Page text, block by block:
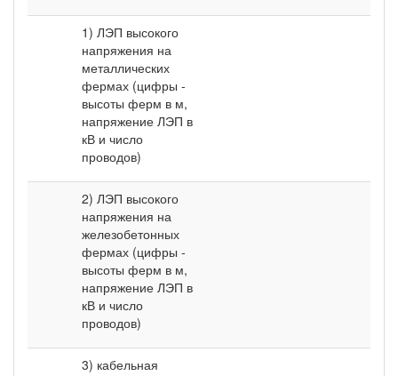
1) ЛЭП высокого
напряжения на
металлических
фермах (цифры -
высоты ферм в м,
напряжение ЛЭП в
кВ и число
проводов)
2) ЛЭП высокого
напряжения на
железобетонных
фермах (цифры -
высоты ферм в м,
напряжение ЛЭП в
кВ и число
проводов)
3) кабельная